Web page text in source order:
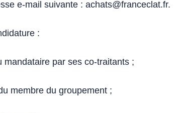
e-mail suivante : achats@franceclat.fr.
:
mandataire par ses co-traitants ;
membre du groupement ;